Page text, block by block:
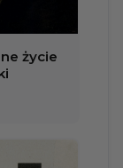
życie